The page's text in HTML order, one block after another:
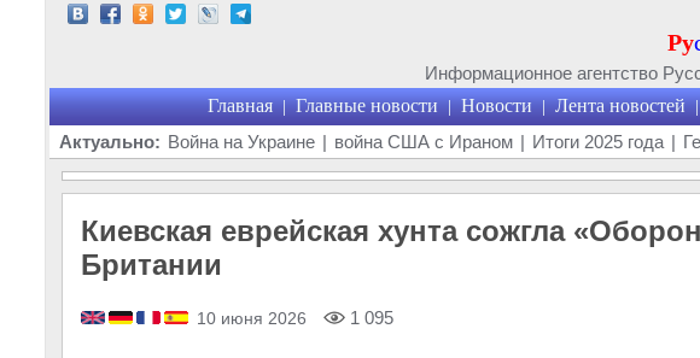
Ру
Информационное агентство
Главная | Главные новости | Новости | Лента новостей |
Актуально: Война на Украине | война США с Ираном | Итоги 2025 года |
Киевская еврейская хунта сожгла
Британии
10 июня 2026 1 095